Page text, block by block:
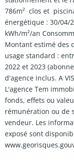
786m² clos et
énergétique : 30/04/
kWh/m²/an
Montant estimé des
usage standard :
2022 et 2023
d'agence inclus. A
L'agence Tem
fonds, effets ou
rémunération ou de
vendeur. Les
exposé sont